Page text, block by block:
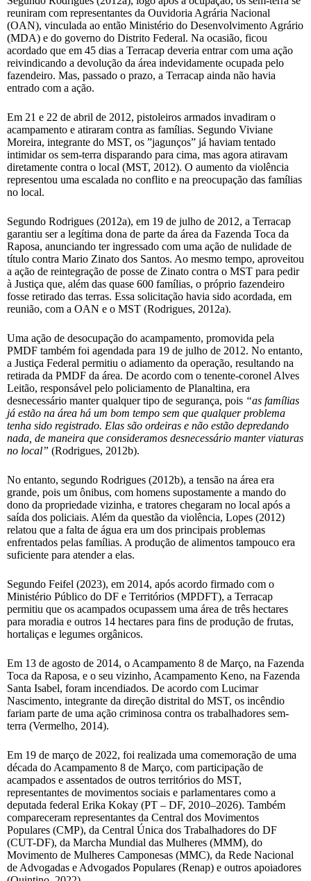
reuniram com representantes da Ouvidoria Agrária Nacional
(OAN), vinculada ao então Ministério do Desenvolvimento Agrário
(MDA) e do governo do Distrito Federal. Na ocasião, ficou
acordado que em 45 dias a Terracap deveria entrar com uma ação
reivindicando a devolução da área indevidamente ocupada pelo
fazendeiro. Mas, passado o prazo, a Terracap ainda não havia
entrado com a ação.
Em 21 e 22 de abril de 2012, pistoleiros armados invadiram o
acampamento e atiraram contra as famílias. Segundo Viviane
Moreira, integrante do MST, os ”jagunços” já haviam tentado
intimidar os sem-terra disparando para cima, mas agora atiravam
diretamente contra o local (MST, 2012). O aumento da violência
representou uma escalada no conflito e na preocupação das famílias
no local.
Segundo Rodrigues (2012a), em 19 de julho de 2012, a Terracap
garantiu ser a legítima dona de parte da área da Fazenda Toca da
Raposa, anunciando ter ingressado com uma ação de nulidade de
título contra Mario Zinato dos Santos. Ao mesmo tempo, aproveitou
a ação de reintegração de posse de Zinato contra o MST para pedir
à Justiça que, além das quase 600 famílias, o próprio fazendeiro
fosse retirado das terras. Essa solicitação havia sido acordada, em
reunião, com a OAN e o MST (Rodrigues, 2012a).
Uma ação de desocupação do acampamento, promovida pela
PMDF também foi agendada para 19 de julho de 2012. No entanto,
a Justiça Federal permitiu o adiamento da operação, resultando na
retirada da PMDF da área. De acordo com o tenente-coronel Alves
Leitão, responsável pelo policiamento de Planaltina, era
desnecessário manter qualquer tipo de segurança, pois “as famílias
já estão na área há um bom tempo sem que qualquer problema
tenha sido registrado. Elas são ordeiras e não estão depredando
nada, de maneira que consideramos desnecessário manter viaturas
no local” (Rodrigues, 2012b).
No entanto, segundo Rodrigues (2012b), a tensão na área era
grande, pois um ônibus, com homens supostamente a mando do
dono da propriedade vizinha, e tratores chegaram no local após a
saída dos policiais. Além da questão da violência, Lopes (2012)
relatou que a falta de água era um dos principais problemas
enfrentados pelas famílias. A produção de alimentos tampouco era
suficiente para atender a elas.
Segundo Feifel (2023), em 2014, após acordo firmado com o
Ministério Público do DF e Territórios (MPDFT), a Terracap
permitiu que os acampados ocupassem uma área de três hectares
para moradia e outros 14 hectares para fins de produção de frutas,
hortaliças e legumes orgânicos.
Em 13 de agosto de 2014, o Acampamento 8 de Março, na Fazenda
Toca da Raposa, e o seu vizinho, Acampamento Keno, na Fazenda
Santa Isabel, foram incendiados. De acordo com Lucimar
Nascimento, integrante da direção distrital do MST, os incêndio
fariam parte de uma ação criminosa contra os trabalhadores sem-
terra (Vermelho, 2014).
Em 19 de março de 2022, foi realizada uma comemoração de uma
década do Acampamento 8 de Março, com participação de
acampados e assentados de outros territórios do MST,
representantes de movimentos sociais e parlamentares como a
deputada federal Erika Kokay (PT – DF, 2010–2026). Também
compareceram representantes da Central dos Movimentos
Populares (CMP), da Central Única dos Trabalhadores do DF
(CUT-DF), da Marcha Mundial das Mulheres (MMM), do
Movimento de Mulheres Camponesas (MMC), da Rede Nacional
de Advogadas e Advogados Populares (Renap) e outros apoiadores